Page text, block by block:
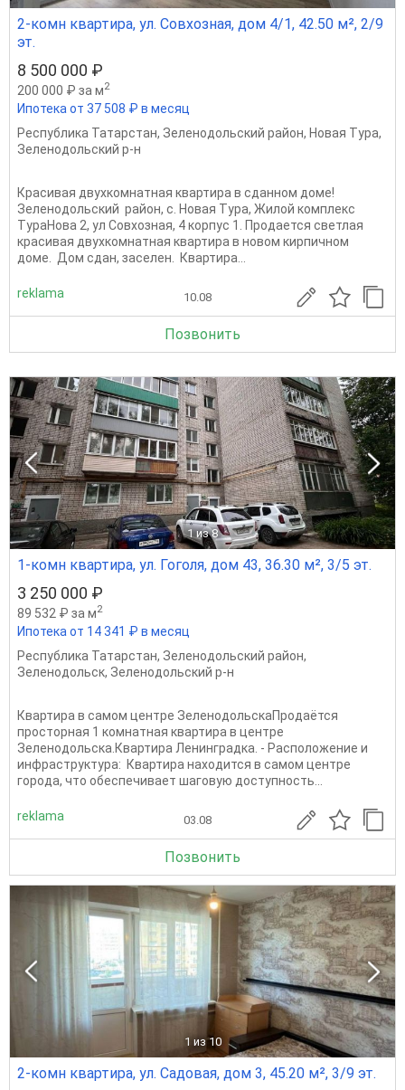
2-комн квартира, ул. Совхозная, дом 4/1, 42.50 м², 2/9
эт.
8 500 000 ₽
200 000 ₽ за м2
Ипотека от 37 508 ₽ в месяц
Республика Татарстан, Зеленодольский район, Новая Тура,
Зеленодольский р-н
Красивая двухкомнатная квартира в сданном доме!
Зеленодольский район, с. Новая Тура, Жилой комплекс
ТураНова 2, ул Совхозная, 4 корпус 1. Продается светлая
красивая двухкомнатная квартира в новом кирпичном
доме. Дом сдан, заселен. Квартира...
reklama 10.08
Позвонить
1 из 8
1-комн квартира, ул. Гоголя, дом 43, 36.30 м², 3/5 эт.
3 250 000 ₽
89 532 ₽ за м2
Ипотека от 14 341 ₽ в месяц
Республика Татарстан, Зеленодольский район,
Зеленодольск, Зеленодольский р-н
Квартира в самом центре ЗеленодольскаПродаётся
просторная 1 комнатная квартира в центре
Зеленодольска.Квартира Ленинградка. - Расположение и
инфраструктура: Квартира находится в самом центре
города, что обеспечивает шаговую доступность...
reklama 03.08
Позвонить
1 из 10
2-комн квартира, ул. Садовая, дом 3, 45.20 м², 3/9 эт.